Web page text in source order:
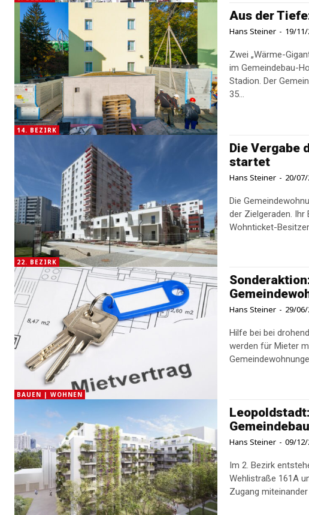
14. BEZIRK
Aus der
Hans Steiner - 19/
Zwei „Wärme-
im Gemeindebau-
Stadion. Der Gemeindebau-Komplex Deutschordenstraße 7–25 und 27–
35...
22. BEZIRK
Die Vergabe
startet
Hans Steiner - 20/
Die
der Zielgeraden.
Wohnticket-
BAUEN | WOHNEN
Hans Steiner - 29/
Hilfe bei bei
werden für Mieter
Gemeindebau
Hans Steiner - 09/12/
Im 2. Bezirk
Wehlistraße 161A
Zugang